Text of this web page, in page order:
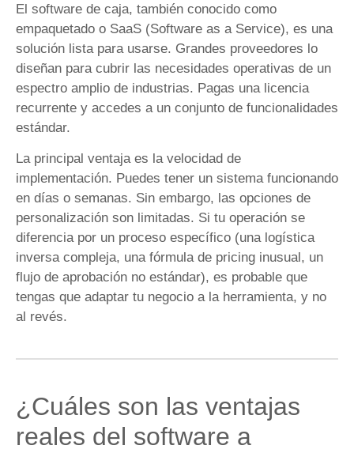
El software de caja, también conocido como
empaquetado o SaaS (Software as a Service), es una
solución lista para usarse. Grandes proveedores lo
diseñan para cubrir las necesidades operativas de un
espectro amplio de industrias. Pagas una licencia
recurrente y accedes a un conjunto de funcionalidades
estándar.
La principal ventaja es la velocidad de
implementación. Puedes tener un sistema funcionando
en días o semanas. Sin embargo, las opciones de
personalización son limitadas. Si tu operación se
diferencia por un proceso específico (una logística
inversa compleja, una fórmula de pricing inusual, un
flujo de aprobación no estándar), es probable que
tengas que adaptar tu negocio a la herramienta, y no
al revés.
¿Cuáles son las ventajas
reales del software a